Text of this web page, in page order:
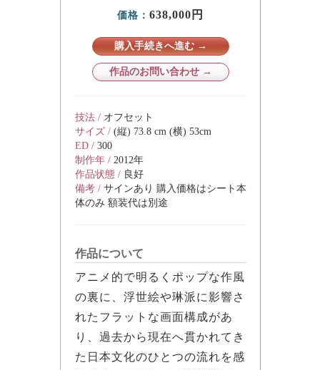
価格： 638,000円
購入手続きへ進む →
作品のお問い合わせ →
技法 / オフセット
サイズ / (縦) 73.8 cm (横) 53cm
ED / 300
制作年 / 2012年
作品状態 / 良好
備考 / サインあり 購入価格はシート本
体のみ 額装代は別途
作品について
アニメ的で明るくポップな作風
の裏に、浮世絵や琳派に影響さ
れたフラットな画面構成があ
り、過去から現在へ貫かれてき
た日本文化のひとつの流れを感